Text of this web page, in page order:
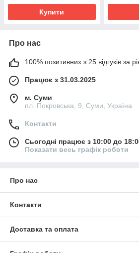
Купити
Про нас
100% позитивних з 25 відгуків за
Працює з 31.03.2025
м. Суми
пл. Покровська, 9, Суми, Україна
Контакти
Сьогодні працює з 10:00 до
Показати весь графік роботи
Про нас
Контакти
Доставка та оплата